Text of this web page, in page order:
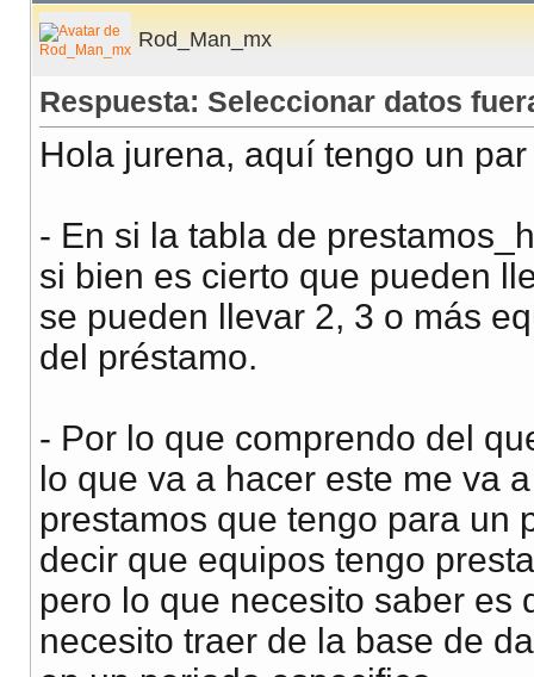
Rod_Man_mx
Respuesta: Seleccionar datos
Hola jurena, aquí tengo un
- En si la tabla de
si bien es cierto que pueden
se pueden llevar 2, 3 o más
del préstamo.
- Por lo que comprendo del
lo que va a hacer este me va
prestamos que tengo para un
decir que equipos tengo
pero lo que necesito saber es
necesito traer de la base de